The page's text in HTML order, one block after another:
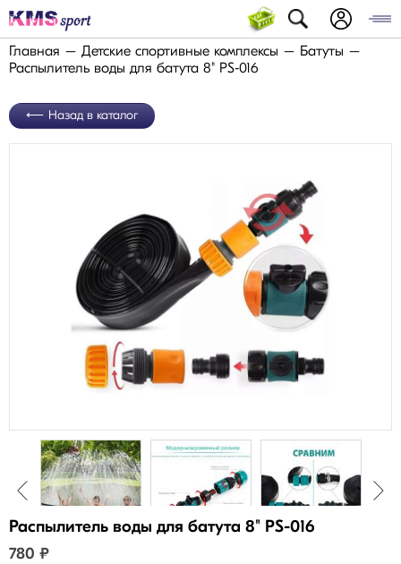
Главная Детские спортивные комплексы
Батуты
Распылитель воды для батута 8" PS-016
Назад в каталог
Распылитель воды для батута 8" PS-016
780 ₽